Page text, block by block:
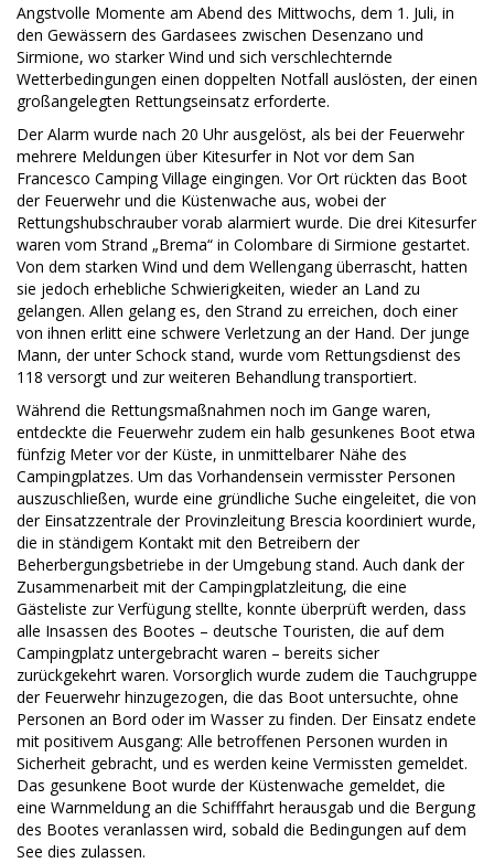
Angstvolle Momente am Abend des Mittwochs, dem 1. Juli, in
den Gewässern des Gardasees zwischen Desenzano und
Sirmione, wo starker Wind und sich verschlechternde
Wetterbedingungen einen doppelten Notfall auslösten, der einen
großangelegten Rettungseinsatz erforderte.
Der Alarm wurde nach 20 Uhr ausgelöst, als bei der Feuerwehr
mehrere Meldungen über Kitesurfer in Not vor dem San
Francesco Camping Village eingingen. Vor Ort rückten das Boot
der Feuerwehr und die Küstenwache aus, wobei der
Rettungshubschrauber vorab alarmiert wurde. Die drei Kitesurfer
waren vom Strand „Brema“ in Colombare di Sirmione gestartet.
Von dem starken Wind und dem Wellengang überrascht, hatten
sie jedoch erhebliche Schwierigkeiten, wieder an Land zu
gelangen. Allen gelang es, den Strand zu erreichen, doch einer
von ihnen erlitt eine schwere Verletzung an der Hand. Der junge
Mann, der unter Schock stand, wurde vom Rettungsdienst des
118 versorgt und zur weiteren Behandlung transportiert.
Während die Rettungsmaßnahmen noch im Gange waren,
entdeckte die Feuerwehr zudem ein halb gesunkenes Boot etwa
fünfzig Meter vor der Küste, in unmittelbarer Nähe des
Campingplatzes. Um das Vorhandensein vermisster Personen
auszuschließen, wurde eine gründliche Suche eingeleitet, die von
der Einsatzzentrale der Provinzleitung Brescia koordiniert wurde,
die in ständigem Kontakt mit den Betreibern der
Beherbergungsbetriebe in der Umgebung stand. Auch dank der
Zusammenarbeit mit der Campingplatzleitung, die eine
Gästeliste zur Verfügung stellte, konnte überprüft werden, dass
alle Insassen des Bootes – deutsche Touristen, die auf dem
Campingplatz untergebracht waren – bereits sicher
zurückgekehrt waren. Vorsorglich wurde zudem die Tauchgruppe
der Feuerwehr hinzugezogen, die das Boot untersuchte, ohne
Personen an Bord oder im Wasser zu finden. Der Einsatz endete
mit positivem Ausgang: Alle betroffenen Personen wurden in
Sicherheit gebracht, und es werden keine Vermissten gemeldet.
Das gesunkene Boot wurde der Küstenwache gemeldet, die
eine Warnmeldung an die Schifffahrt herausgab und die Bergung
des Bootes veranlassen wird, sobald die Bedingungen auf dem
See dies zulassen.